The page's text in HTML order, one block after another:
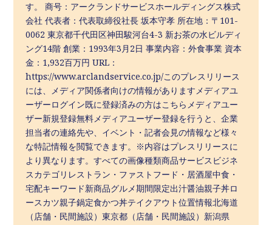
す。 商号：アークランドサービスホールディングス株式
会社 代表者：代表取締役社長 坂本守孝 所在地：〒101-
0062 東京都千代田区神田駿河台4-3 新お茶の水ビルディ
ング14階 創業：1993年3月2日 事業内容：外食事業 資本
金：1,932百万円 URL：
https://www.arclandservice.co.jp/このプレスリリース
には、メディア関係者向けの情報がありますメディアユ
ーザーログイン既に登録済みの方はこちらメディアユー
ザー新規登録無料メディアユーザー登録を行うと、企業
担当者の連絡先や、イベント・記者会見の情報など様々
な特記情報を閲覧できます。※内容はプレスリリースに
より異なります。すべての画像種類商品サービスビジネ
スカテゴリレストラン・ファストフード・居酒屋中食・
宅配キーワード新商品グルメ期間限定出汁醤油親子丼ロ
ースカツ親子鍋定食かつ丼テイクアウト位置情報北海道
（店舗・民間施設）東京都（店舗・民間施設）新潟県